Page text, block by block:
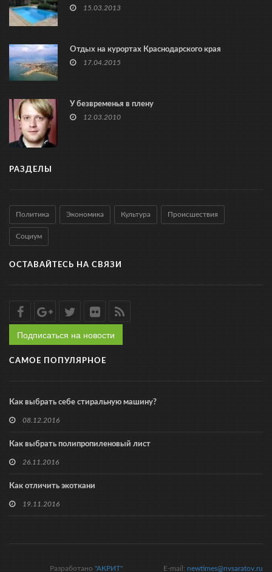
15.03.2013
Отдых на курортах Краснодарского края
17.04.2015
У безвременья в плену
12.03.2010
РАЗДЕЛЫ
Политика Экономика Культура Происшествия
Социум
ОСТАВАЙТЕСЬ НА СВЯЗИ
Подписаться на новости
САМОЕ ПОПУЛЯРНОЕ
Как выбрать себе стиральную машину?
08.12.2016
Как выбрать полипропиленовый лист
26.11.2016
Как отличить экоткани
19.11.2016
E-mail: newtimes@nvsaratov.ru
Разработано "АКРИТ"